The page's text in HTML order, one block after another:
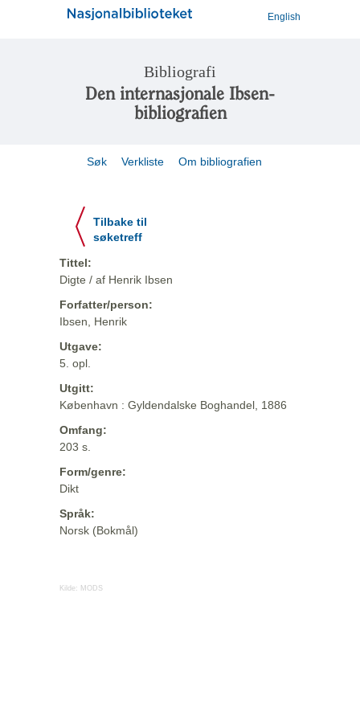
English
Bibliografi
Den internasjonale Ibsen-
bibliografien
Søk Verkliste Om bibliografien
Tilbake til
søketreff
Tittel:
Digte / af Henrik Ibsen
Forfatter/person:
Ibsen, Henrik
Utgave:
5. opl.
Utgitt:
København : Gyldendalske Boghandel, 1886
Omfang:
203 s.
Form/genre:
Dikt
Språk:
Norsk (Bokmål)
Kilde: MODS